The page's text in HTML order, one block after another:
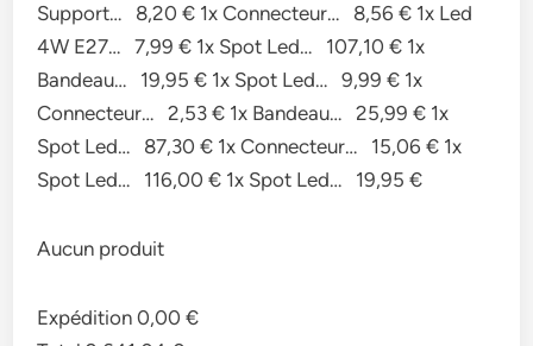
Support… 8,20 € 1x Connecteur… 8,56 € 1x Led
4W E27… 7,99 € 1x Spot Led… 107,10 € 1x
Bandeau… 19,95 € 1x Spot Led… 9,99 € 1x
Connecteur… 2,53 € 1x Bandeau… 25,99 € 1x
Spot Led… 87,30 € 1x Connecteur… 15,06 € 1x
Spot Led… 116,00 € 1x Spot Led… 19,95 €
Aucun produit
Expédition 0,00 €